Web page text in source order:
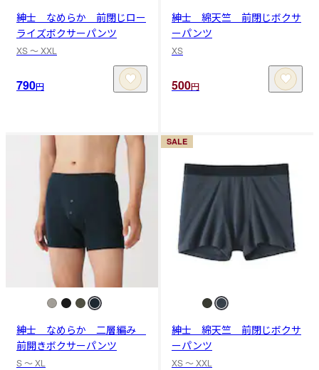
紳士 なめらか 前閉じロー
ライズボクサーパンツ
XS 〜 XXL
790円
紳士 綿天竺 前閉じボクサ
ーパンツ
XS
500円
紳士 なめらか 二層編み
前開きボクサーパンツ
S 〜 XL
SALE
紳士 綿天竺 前閉じボクサ
ーパンツ
XS 〜 XXL